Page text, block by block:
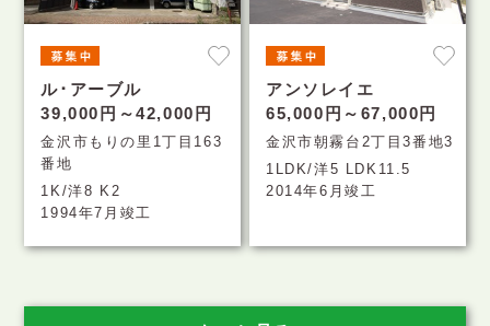
ル･アーブル
39,000円～42,000円
金沢市もりの里1丁目163
番地
1K/洋8 K2
1994年7月竣工
アンソレイエ
65,000円～67,000円
金沢市朝霧台2丁目3番地3
1LDK/洋5 LDK11.5
2014年6月竣工